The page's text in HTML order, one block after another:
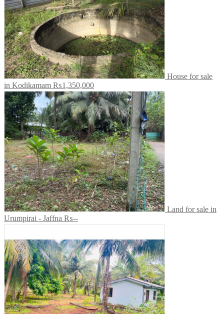
House for sale
in Kodikamam ₨1,350,000
Land for sale in
Urumpirai - Jaffna ₨--